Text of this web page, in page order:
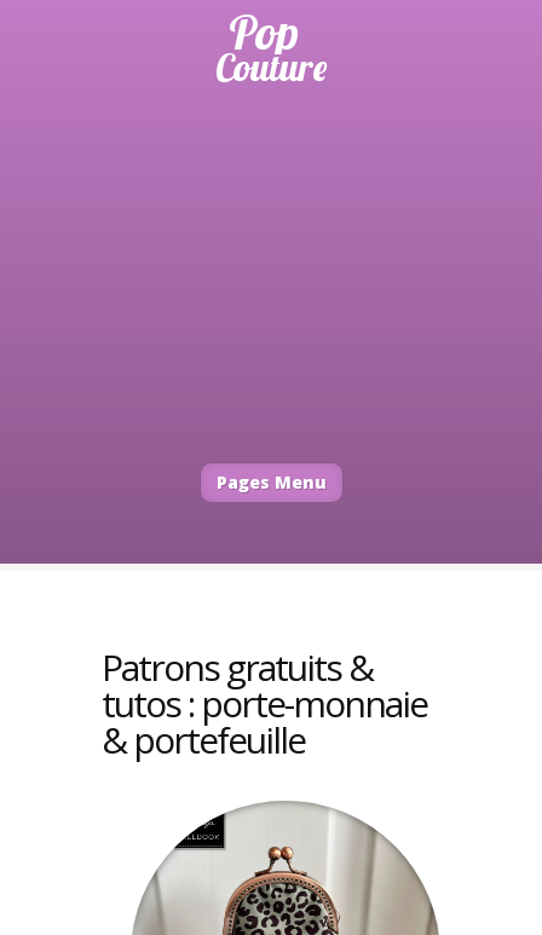
Pages Menu
Patrons gratuits &
tutos : porte-monnaie
& portefeuille